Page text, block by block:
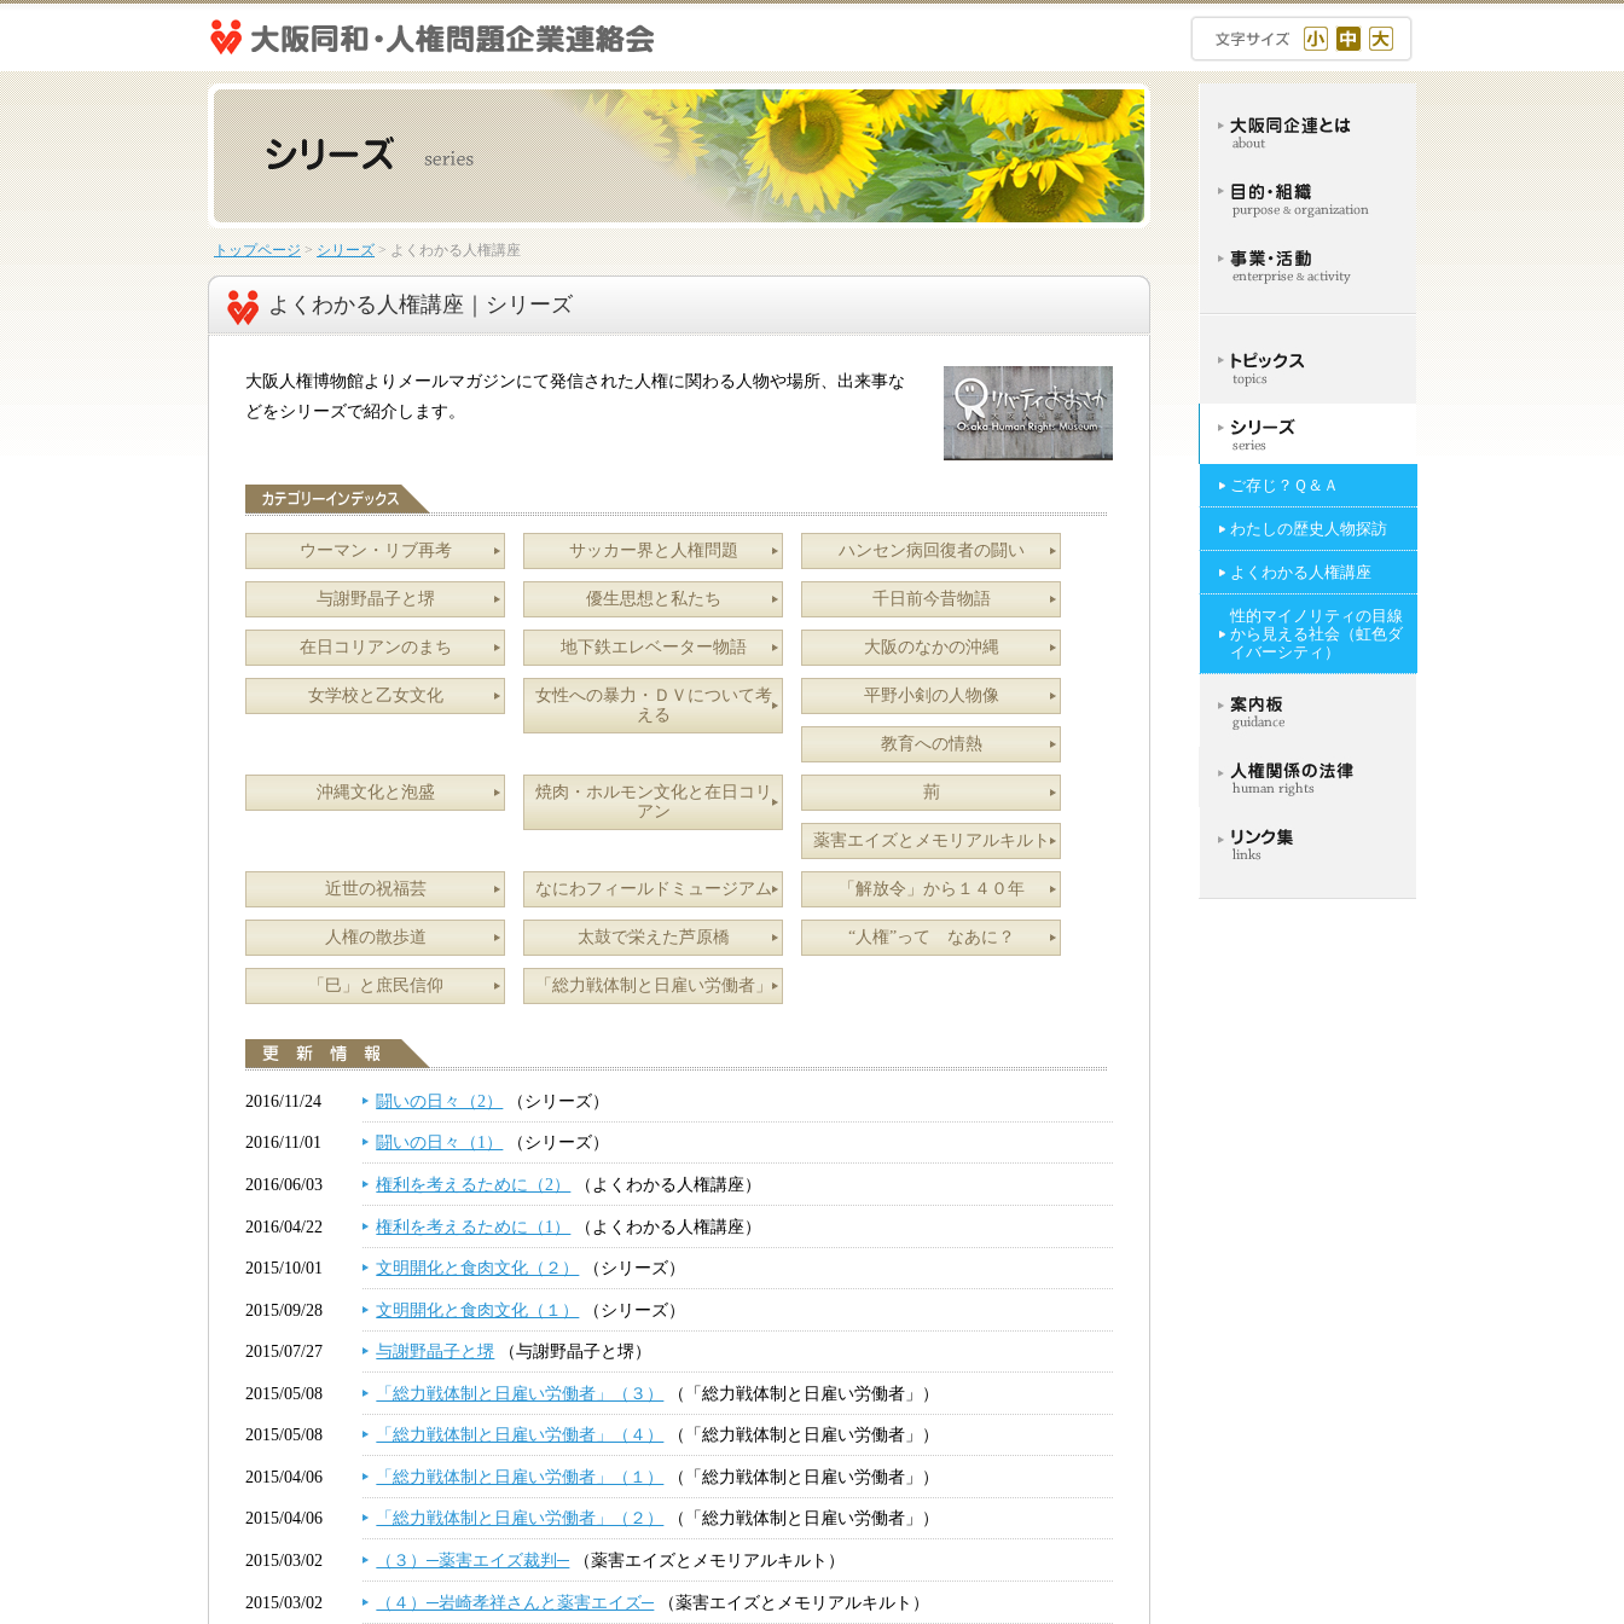
トップページ>シリーズ>よくわかる人権講座
よくわかる人権講座｜シリーズ
大阪人権博物館よりメールマガジンにて発信された人権に関わる人物や場所、出来事な
どをシリーズで紹介します。
ウーマン・リブ再考 サッカー界と人権問題 ハンセン病回復者の闘い
与謝野晶子と堺 優生思想と私たち 千日前今昔物語
在日コリアンのまち 地下鉄エレベーター物語 大阪のなかの沖縄
女学校と乙女文化
女性への暴力・ＤＶについて考
える
平野小剣の人物像
教育への情熱
沖縄文化と泡盛
焼肉・ホルモン文化と在日コリ
アン
荊
薬害エイズとメモリアルキルト
近世の祝福芸 なにわフィールドミュージアム 「解放令」から１４０年
人権の散歩道 太鼓で栄えた芦原橋 “人権”って なあに？
「巳」と庶民信仰 「総力戦体制と日雇い労働者」
2016/11/24 闘いの日々（2） （シリーズ）
2016/11/01 闘いの日々（1） （シリーズ）
2016/06/03 権利を考えるために（2） （よくわかる人権講座）
2016/04/22 権利を考えるために（1） （よくわかる人権講座）
2015/10/01 文明開化と食肉文化（２） （シリーズ）
2015/09/28 文明開化と食肉文化（１） （シリーズ）
2015/07/27 与謝野晶子と堺 （与謝野晶子と堺）
2015/05/08 「総力戦体制と日雇い労働者」（３） （「総力戦体制と日雇い労働者」）
2015/05/08 「総力戦体制と日雇い労働者」（４） （「総力戦体制と日雇い労働者」）
2015/04/06 「総力戦体制と日雇い労働者」（１） （「総力戦体制と日雇い労働者」）
2015/04/06 「総力戦体制と日雇い労働者」（２） （「総力戦体制と日雇い労働者」）
2015/03/02 （３）─薬害エイズ裁判─ （薬害エイズとメモリアルキルト）
2015/03/02 （４）─岩崎孝祥さんと薬害エイズ─ （薬害エイズとメモリアルキルト）
ご存じ？Ｑ＆Ａ
わたしの歴史人物探訪
よくわかる人権講座
性的マイノリティの目線
から見える社会（虹色ダ
イバーシティ）